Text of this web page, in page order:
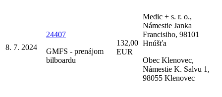
8. 7. 2024
24407
GMFS - prenájom
bilboardu
132,00
EUR
Medic + s. r. o.,
Námestie Janka
Francisiho, 98101
Hnúšťa
Obec Klenovec,
Námestie K. Salvu 1,
98055 Klenovec